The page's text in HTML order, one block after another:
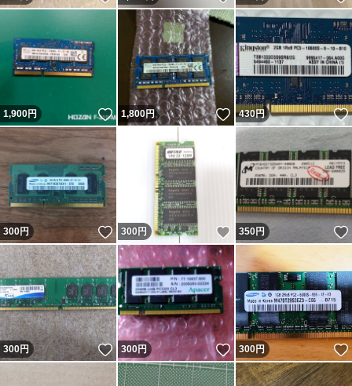
1,900円 いいね！
1,800円 いいね！
430円
300円 いいね！
300 円 いいね！
350円
300円 いいね！
300円 いいね！
300円